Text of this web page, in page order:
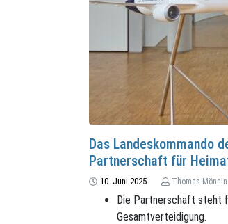
Das Landeskommando
Partnerschaft für
10. Juni 2025 Thomas
Die Partnerschaft steht
Gesamtverteidigung.